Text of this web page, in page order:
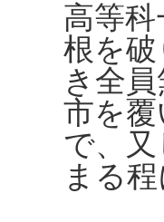
高等
根を
き全
市を
で、
まる程